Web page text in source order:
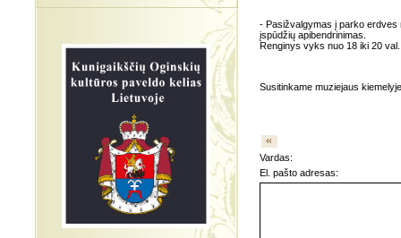
- Pasižvalgymas į parko erdves
įspūdžių apibendrinimas.
Renginys vyks nuo 18 iki 20 val.
Susitinkame muziejaus
Vardas:
El. pašto adresas: